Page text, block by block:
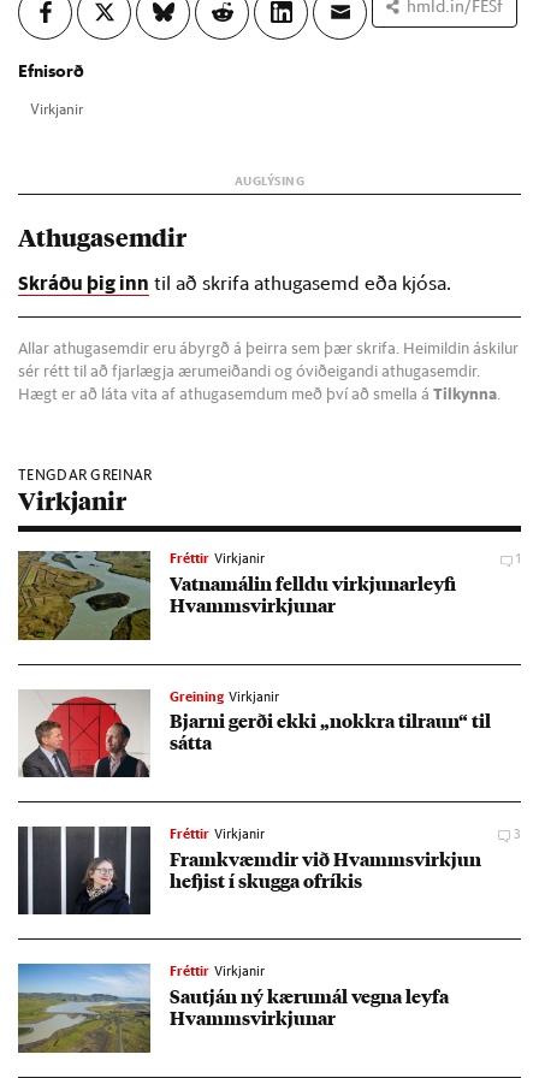
hmld.in/FESf
Efnisorð
Virkj­an­ir
Athugasemdir
Skráðu þig inn til að skrifa athugasemd eða kjósa.
Allar athugasemdir eru ábyrgð á þeirra sem þær skrifa. Heimildin áskilur
sér rétt til að fjarlægja ærumeiðandi og óviðeigandi athugasemdir.
Hægt er að láta vita af athugasemdum með því að smella á Tilkynna.
TENGDAR GREINAR
Virkjanir
Fréttir Virkjanir 1
Vatna­mál­in felldu virkj­un­ar­leyfi
Hvamms­virkj­un­ar
Greining Virkjanir
Bjarni gerði ekki „nokkra til­raun“ til
sátta
Fréttir Virkjanir 3
Fram­kvæmd­ir við Hvamms­virkj­un
hefj­ist í skugga of­rík­is
Fréttir Virkjanir
Sautján ný kæru­mál vegna leyfa
Hvamms­virkj­un­ar